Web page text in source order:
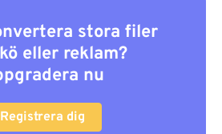
stora filer
eller reklam?
nu
Registrera dig